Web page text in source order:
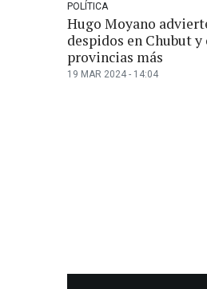
POLÍTICA
Hugo Moyano
despidos en Chubut y
provincias más
19 MAR 2024 - 14:04